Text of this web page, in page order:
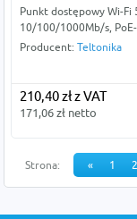
Punkt dostępowy Wi-
10/100/1000Mb/s,
Producent: Teltonika
210,40 zł z VAT
171,06 zł netto
Strona: « 1 2